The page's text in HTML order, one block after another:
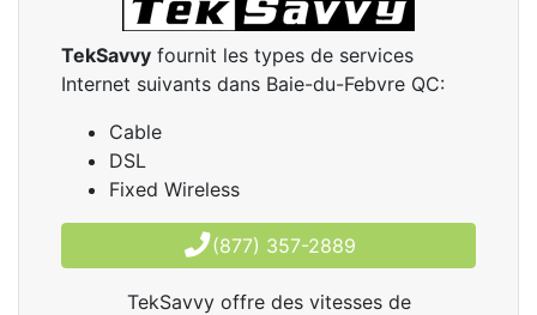
TekSavvy fournit les types de services
Internet suivants dans Baie-du-Febvre QC:
Cable
DSL
Fixed Wireless
(877) 357-2889
TekSavvy offre des vitesses de